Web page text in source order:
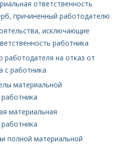
ответственность
причиненный работодателю
исключающие
работника
работодателя на отказ от
с работника
материальной
материальная
полной материальной